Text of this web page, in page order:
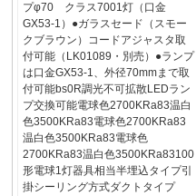
プφ70 クラス7001灯（口金
GX53-1）●ガラスセード（スモー
クブラウン）コードアジャスタ取
付可能（LK01089・別売）●ランプ
は口金GX53-1、外径70mmまで取
付可能bs0R調光不可拡散LEDラン
プ交換可能電球色2700KRa83温白
色3500KRa83電球色2700KRa83
温白色3500KRa83電球色
2700KRa83温白色3500KRa83100
形電球1灯器具相当半埋込タイプ引
掛シーリング方式ダクトタイプ